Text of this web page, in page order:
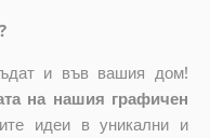
и във вашия дом!
на нашия графичен
идеи в уникални и